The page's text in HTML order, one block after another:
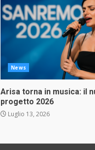
News
Arisa torna in musica: il
progetto 2026
Luglio 13, 2026